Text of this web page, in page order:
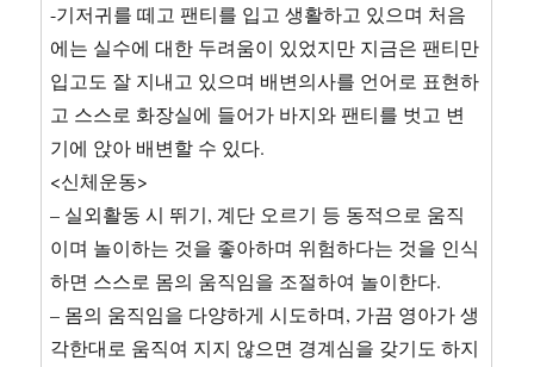
-기저귀를 떼고 팬티를 입고 생활하고 있으며 처음
에는 실수에 대한 두려움이 있었지만 지금은 팬티만
입고도 잘 지내고 있으며 배변의사를 언어로 표현하
고 스스로 화장실에 들어가 바지와 팬티를 벗고 변
기에 앉아 배변할 수 있다.
<신체운동>
– 실외활동 시 뛰기, 계단 오르기 등 동적으로 움직
이며 놀이하는 것을 좋아하며 위험하다는 것을 인식
하면 스스로 몸의 움직임을 조절하여 놀이한다.
– 몸의 움직임을 다양하게 시도하며, 가끔 영아가 생
각한대로 움직여 지지 않으면 경계심을 갖기도 하지